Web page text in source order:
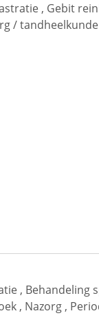
, Gebit
/ tandheelkunde
, Behandeling
, Nazorg ,